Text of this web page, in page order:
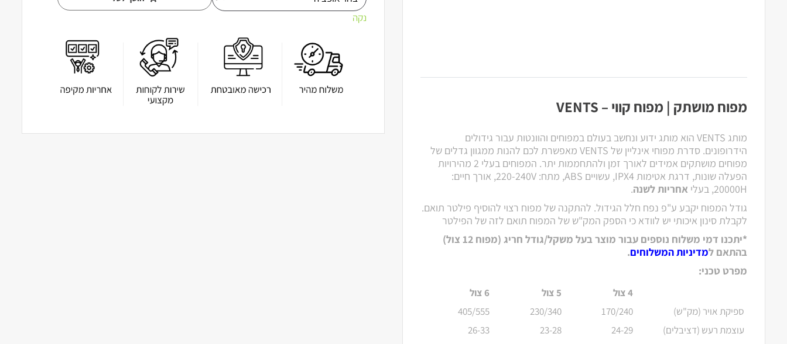
מפוח מושתק | מפוח קווי – VENTS
מותג VENTS הוא מותג ידוע ונחשב בעולם במפוחים והוונטות עבור גידולים
הידרופונים. סדרת מפוחי אינליין של VENTS מאפשרת לכם להנות ממגוון גדלים של
מפוחים מושתקים אמידים לאורך זמן ולהתחממות יתר.
המפוחים בעלי 2 מהירויות
הפעלה שונות, דרגת אטימות IPX4, עשויים ABS, מתח: 220-240V,
אורך חיים:
20000H, בעלי אחריות לשנה.
גודל המפוח יקבע ע"פ נפח חלל הגידול. להתקנה של מפוח רצוי להוסיף פילטר תואם.
לקבלת סינון איכותי יש לוודא כי הספק המק"ש של המפוח תואם לזה של הפילטר
*יתכנו דמי משלוח נוספים עבור מוצר בעל משקל/גודל חריג (מפוח 12 צול)
בהתאם למדיניות המשלוחים.
מפרט טכני:
4 צול 5 צול
6 צול
ספיקת אויר (מק"ש)
170/240
230/340
405/555
עוצמת רעש (דציבלים)
24-29
23-28
26-33
נקה